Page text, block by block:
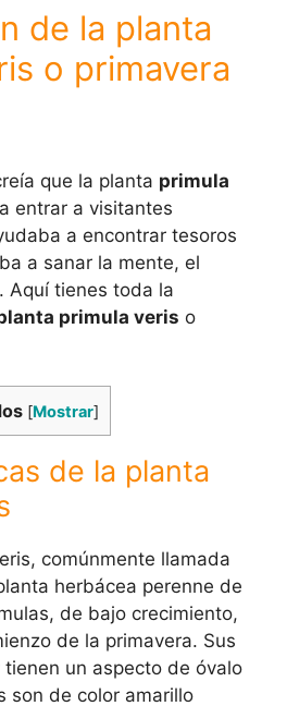
de la planta
o primavera
que la planta primula
entrar a visitantes
a encontrar tesoros
a sanar la mente, el
Aquí tienes toda la
primula veris o
[Mostrar]
de la planta
comúnmente llamada
herbácea perenne de
de bajo crecimiento,
de la primavera. Sus
un aspecto de óvalo
son de color amarillo